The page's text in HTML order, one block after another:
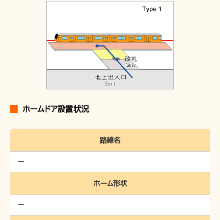
ホームドア設置状況
路線名
ホーム形状